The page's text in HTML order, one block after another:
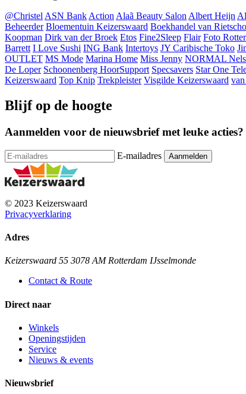
@Christel ASN Bank Action Alaã Beauty Salon Albert Heijn
Beheerder Bloementuin Keizerswaard Boekhandel van
Koopman Dirk van der Broek Etos Fine2Sleep Flair Foto
Barrett I Love Sushi ING Bank Intertoys JY Caribische Toko
OUTLET MS Mode Marina Home Miss Jenny NORMAL
De Loper Schoonenberg HoorSupport Specsavers Star One
Keizerswaard Top Knip Trekpleister Visgilde Keizerswaard
Blijf op de hoogte
Aanmelden voor de nieuwsbrief met leuke acties?
E-mailadres
© 2023 Keizerswaard
Privacyverklaring
Adres
Keizerswaard 55 3078 AM Rotterdam IJsselmonde
Contact & Route
Direct naar
Winkels
Openingstijden
Service
Nieuws & events
Nieuwsbrief